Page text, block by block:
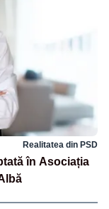
Realitatea din PSD
în Asociația